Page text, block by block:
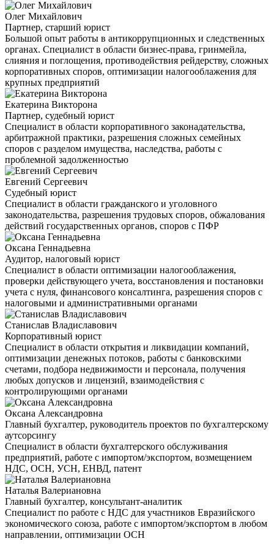
Олег Михайлович
Партнер, старший юрист
Большой опыт работы в антикоррупционных и следственных
органах. Специалист в области бизнес-права, гринмейла,
слияния и поглощения, противодействия рейдерству, сложных
корпоративных споров, оптимизации налогооблажения для
крупных предприятий
Екатерина Викторона
Партнер, судебный юрист
Специалист в области корпоративного законадательства,
арбитражной практики, разрешения сложных семейных
споров с разделом имущества, наследства, работы с
проблемной задолженностью
Евгений Сергеевич
Судебный юрист
Специалист в области гражданского и уголовного
законодательства, разрешения трудовых споров, обжалования
действий государственных органов, споров с ПФР
Оксана Геннадьевна
Аудитор, налоговый юрист
Специалист в области оптимизации налогооблажения,
проверки действующего учета, восстановления и постановки
учета с нуля, финансового консалтинга, разрешения споров с
налоговыми и административными органами
Станислав Владиславович
Корпоративный юрист
Специалист в области открытия и ликвидации компаний,
оптимизации денежных потоков, работы с банковскими
счетами, подбора недвижимости и персонала, получения
любых допусков и лицензий, взаимодействия с
контролирующими органами
Оксана Александровна
Главный бухгалтер, руководитель проектов по бухгалтерскому
аутсорсингу
Специалист в области бухгалтерского обслуживания
предприятий, работе с импортом/экспортом, возмещением
НДС, ОСН, УСН, ЕНВД, патент
Наталья Валериановна
Главный бухгалтер, консультант-аналитик
Специалист по работе с НДС для участников Евразийского
экономического союза, работе с импортом/экспортом в любом
направлении, оптимизации ОСН